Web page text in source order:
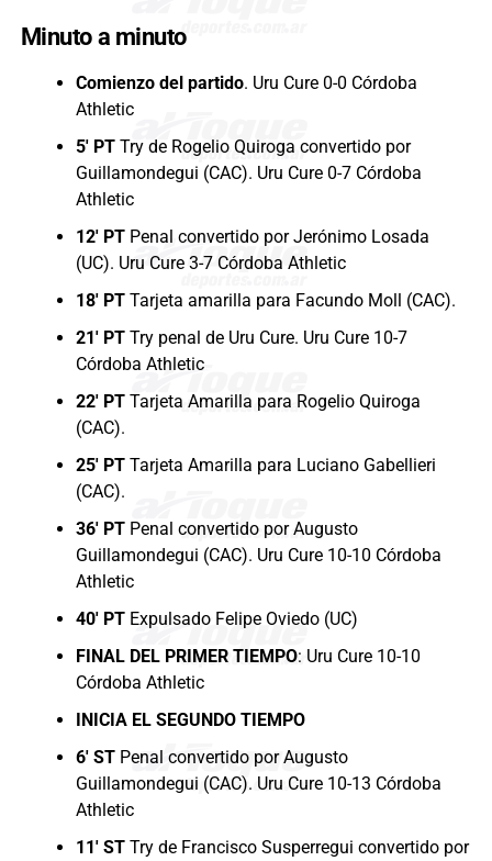
Minuto a minuto
Comienzo del partido. Uru Cure 0-0 Córdoba
Athletic
5′ PT Try de Rogelio Quiroga convertido por
Guillamondegui (CAC). Uru Cure 0-7 Córdoba
Athletic
12′ PT Penal convertido por Jerónimo Losada
(UC). Uru Cure 3-7 Córdoba Athletic
18′ PT Tarjeta amarilla para Facundo Moll (CAC).
21′ PT Try penal de Uru Cure. Uru Cure 10-7
Córdoba Athletic
22′ PT Tarjeta Amarilla para Rogelio Quiroga
(CAC).
25′ PT Tarjeta Amarilla para Luciano Gabellieri
(CAC).
36′ PT Penal convertido por Augusto
Guillamondegui (CAC). Uru Cure 10-10 Córdoba
Athletic
40′ PT Expulsado Felipe Oviedo (UC)
FINAL DEL PRIMER TIEMPO: Uru Cure 10-10
Córdoba Athletic
INICIA EL SEGUNDO TIEMPO
6′ ST Penal convertido por Augusto
Guillamondegui (CAC). Uru Cure 10-13 Córdoba
Athletic
11′ ST Try de Francisco Susperregui convertido por